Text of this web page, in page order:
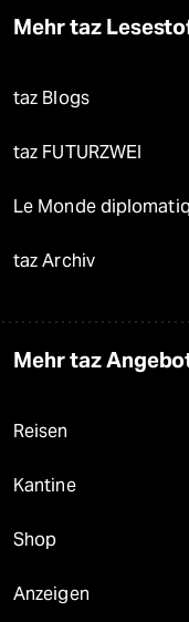
Mehr taz
taz Blogs
taz FUTURZWEI
Le Monde
taz Archiv
Mehr taz
Reisen
Kantine
Shop
Anzeigen